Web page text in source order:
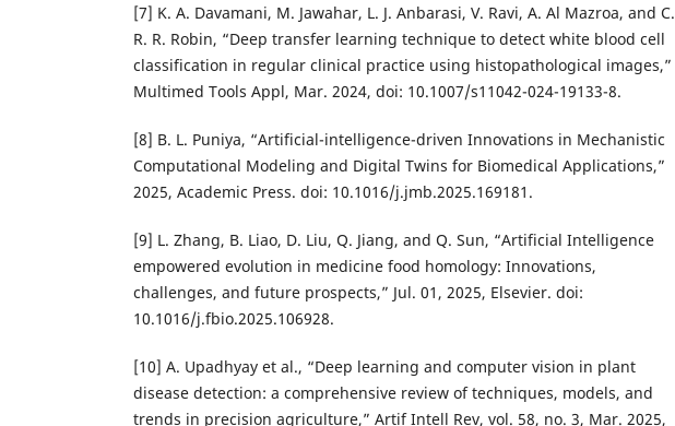
[7] K. A. Davamani, M. Jawahar, L. J. Anbarasi, V. Ravi, A. Al Mazroa, and C.
R. R. Robin, “Deep transfer learning technique to detect white blood cell
classification in regular clinical practice using histopathological images,”
Multimed Tools Appl, Mar. 2024, doi: 10.1007/s11042-024-19133-8.
[8] B. L. Puniya, “Artificial-intelligence-driven Innovations in Mechanistic
Computational Modeling and Digital Twins for Biomedical Applications,”
2025, Academic Press. doi: 10.1016/j.jmb.2025.169181.
[9] L. Zhang, B. Liao, D. Liu, Q. Jiang, and Q. Sun, “Artificial Intelligence
empowered evolution in medicine food homology: Innovations,
challenges, and future prospects,” Jul. 01, 2025, Elsevier. doi:
10.1016/j.fbio.2025.106928.
[10] A. Upadhyay et al., “Deep learning and computer vision in plant
disease detection: a comprehensive review of techniques, models, and
trends in precision agriculture,” Artif Intell Rev, vol. 58, no. 3, Mar. 2025,